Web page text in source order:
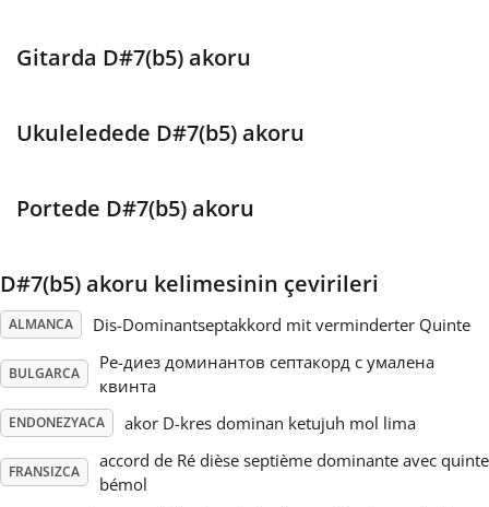
हिन्दी
Português
Svenska
Gitarda D#7(b5) akoru
Ukuleledede D#7(b5) akoru
Portede D#7(b5) akoru
D#7(b5) akoru kelimesinin çevirileri
ALMANCA Dis-Dominantseptakkord mit verminderter Quinte
BULGARCA
Ре-диез доминантов септакорд с умалена
квинта
ENDONEZYACA akor D-kres dominan ketujuh mol lima
FRANSIZCA
accord de Ré dièse septième dominante avec quinte
bémol